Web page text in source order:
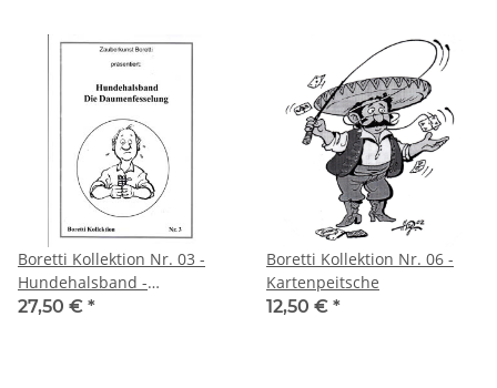
Boretti Kollektion Nr. 03 -
Hundehalsband -
Daumenfessel -
27,50 € *
Boretti Kollektion Nr. 06 -
Kartenpeitsche
12,50 € *